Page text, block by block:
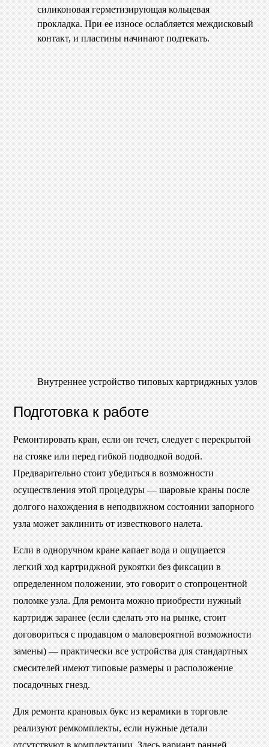
силиконовая герметизирующая кольцевая
прокладка. При ее износе ослабляется междисковый
контакт, и пластины начинают подтекать.
Внутреннее устройство типовых картриджных узлов
Подготовка к работе
Ремонтировать кран, если он течет, следует с перекрытой
на стояке или перед гибкой подводкой водой.
Предварительно стоит убедиться в возможности
осуществления этой процедуры — шаровые краны после
долгого нахождения в неподвижном состоянии запорного
узла может заклинить от известкового налета.
Если в одноручном кране капает вода и ощущается
легкий ход картриджной рукоятки без фиксации в
определенном положении, это говорит о стопроцентной
поломке узла. Для ремонта можно приобрести нужный
картридж заранее (если сделать это на рынке, стоит
договориться с продавцом о маловероятной возможности
замены) — практически все устройства для стандартных
смесителей имеют типовые размеры и расположение
посадочных гнезд.
Для ремонта крановых букс из керамики в торговле
реализуют ремкомплекты, если нужные детали